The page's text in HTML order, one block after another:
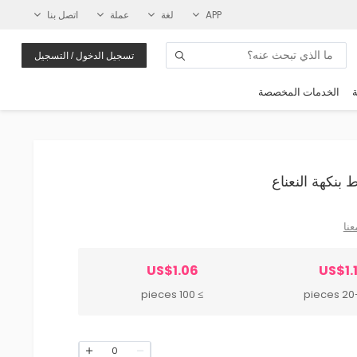
APP لغة عملة اتصل بنا
تسجيل الدخول / التسجيل
الخدمات المخصصة
US$1.1
20-
US$1.06
≥ 100 pieces
0